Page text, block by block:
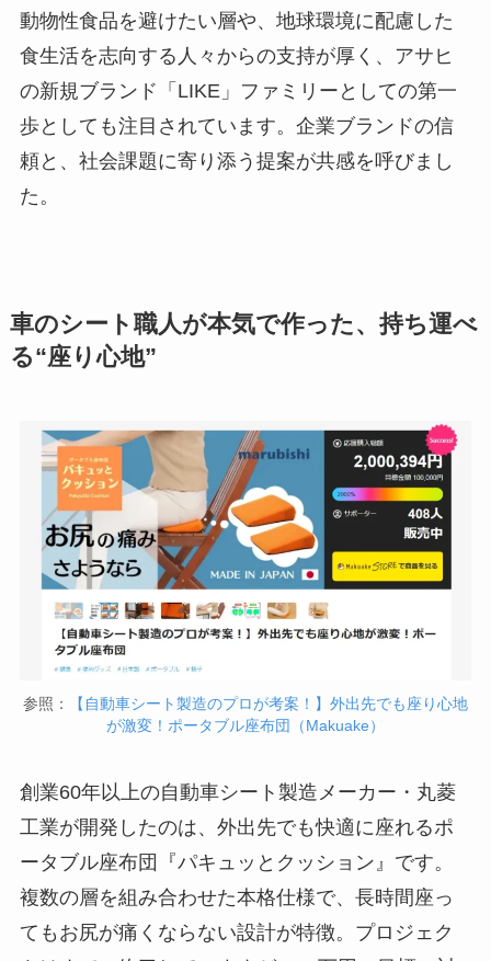
動物性食品を避けたい層や、地球環境に配慮した
食生活を志向する人々からの支持が厚く、アサヒ
の新規ブランド「LIKE」ファミリーとしての第一
歩としても注目されています。企業ブランドの信
頼と、社会課題に寄り添う提案が共感を呼びまし
た。
車のシート職人が本気で作った、持ち運べ
る“座り心地”
参照：
【自動車シート製造のプロが考案！】外出先でも座り心地
が激変！ポータブル座布団（Makuake）
創業60年以上の自動車シート製造メーカー・丸菱
工業が開発したのは、外出先でも快適に座れるポ
ータブル座布団『パキュッとクッション』です。
複数の層を組み合わせた本格仕様で、長時間座っ
てもお尻が痛くならない設計が特徴。プロジェク